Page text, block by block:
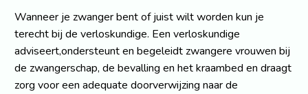
Wanneer je zwanger bent of juist wilt worden kun je
terecht bij de verloskundige. Een verloskundige
adviseert,ondersteunt en begeleidt zwangere vrouwen bij
de zwangerschap, de bevalling en het kraambed en draagt
zorg voor een adequate doorverwijzing naar de